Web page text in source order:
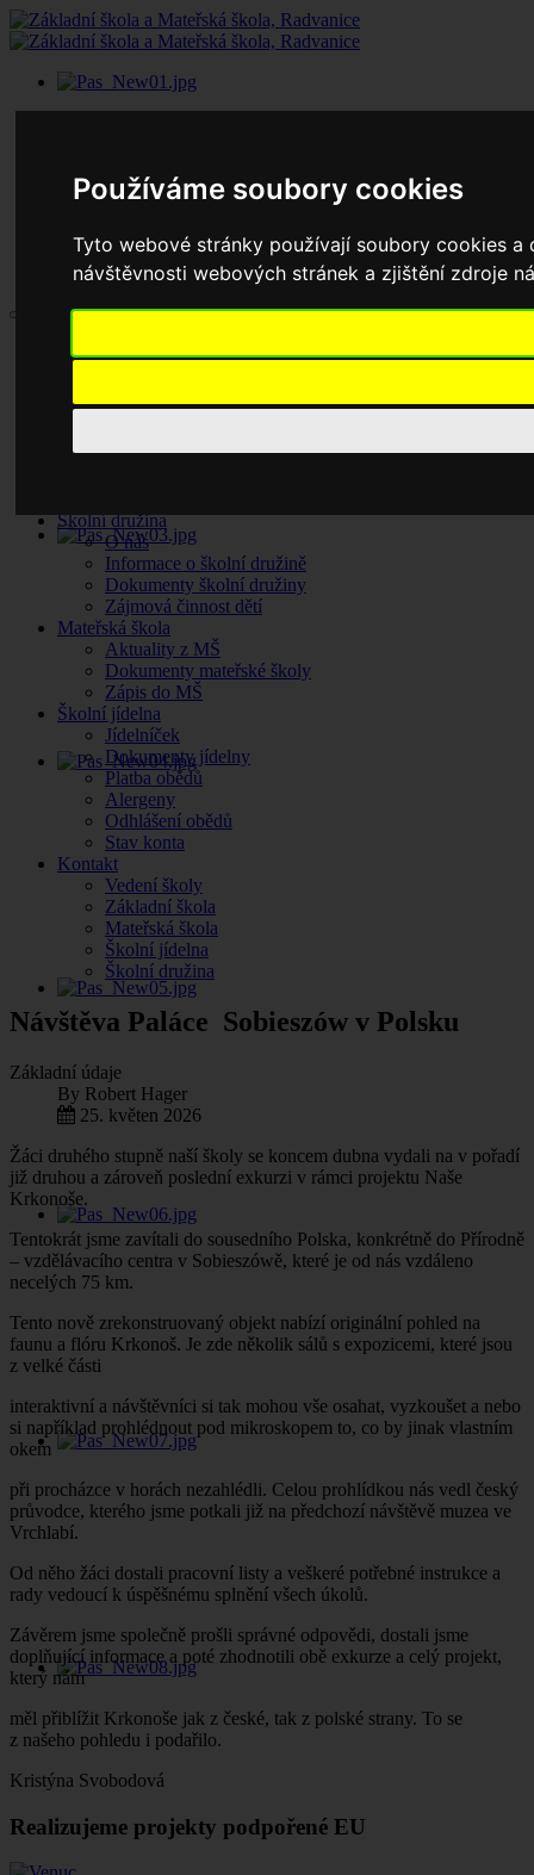
Používáme soubory cookies
Tyto webové stránky používají soubory cookies a
návštěvnosti webových stránek a zjištění zdroje
Aktuality
Dokumenty základní školy
Jednací řád
Školní družina
O nás
Informace o školní družině
Dokumenty školní družiny
Zájmová činnost dětí
Mateřská škola
Aktuality z MŠ
Dokumenty mateřské školy
Zápis do MŠ
Školní jídelna
Jídelníček
Dokumenty jídelny
Platba obědů
Alergeny
Odhlášení obědů
Stav konta
Kontakt
Vedení školy
Základní škola
Mateřská škola
Školní jídelna
Školní družina
Návštěva Paláce Sobieszów v Polsku
Základní údaje
By Robert Hager
25. květen 2026
Žáci druhého stupně naší školy se koncem dubna vydali na v pořadí
již druhou a zároveň poslední exkurzi v rámci projektu Naše
Krkonoše.
Tentokrát jsme zavítali do sousedního Polska, konkrétně do Přírodně
– vzdělávacího centra v Sobieszówě, které je od nás vzdáleno
necelých 75 km.
Tento nově zrekonstruovaný objekt nabízí originální pohled na
faunu a flóru Krkonoš. Je zde několik sálů s expozicemi, které jsou
z velké části
interaktivní a návštěvníci si tak mohou vše osahat, vyzkoušet a nebo
si například prohlédnout pod mikroskopem to, co by jinak vlastním
okem
při procházce v horách nezahlédli. Celou prohlídkou nás vedl český
průvodce, kterého jsme potkali již na předchozí návštěvě muzea ve
Vrchlabí.
Od něho žáci dostali pracovní listy a veškeré potřebné instrukce a
rady vedoucí k úspěšnému splnění všech úkolů.
Závěrem jsme společně prošli správné odpovědi, dostali jsme
doplňující informace a poté zhodnotili obě exkurze a celý projekt,
který nám
měl přiblížit Krkonoše jak z české, tak z polské strany. To se
z našeho pohledu i podařilo.
Kristýna Svobodová
Realizujeme projekty podpořené EU